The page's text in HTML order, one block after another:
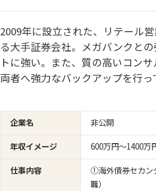
2009年に設立された、リテール
る大手証券会社。メガバンクと
トに強い。また、質の高いコン
両者へ強力なバックアップを行っ
企業名
非公開
年収イメージ
600万円〜1400万
仕事内容
①海外債券セカン
職）